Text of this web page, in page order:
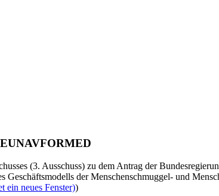
(3. Ausschuss) zu dem Antrag der
der Menschenschmuggel- und
ein neues Fenster))